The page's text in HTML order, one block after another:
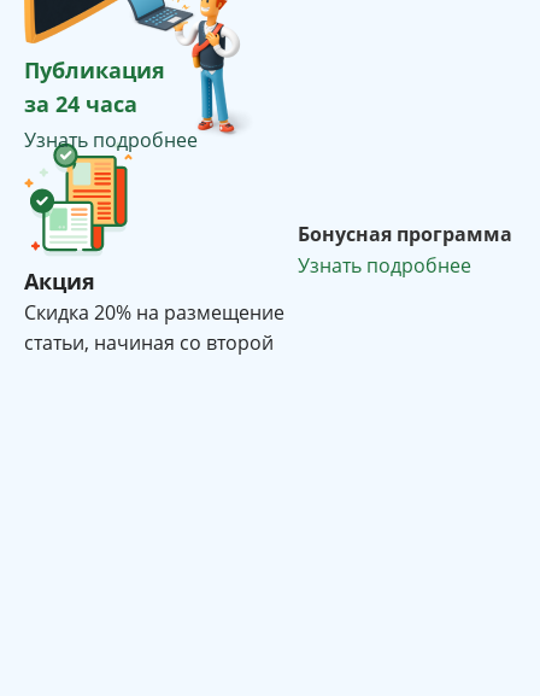
Публикация
за 24 часа
Узнать подробнее
Акция
Cкидка 20% на размещение
статьи, начиная со второй
Бонусная программа
Узнать подробнее